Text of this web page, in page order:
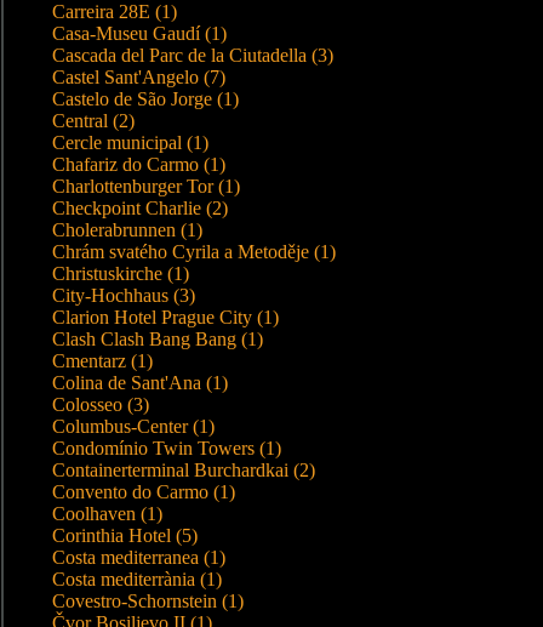
Carreira 28E (1)
Casa-Museu Gaudí (1)
Cascada del Parc de la Ciutadella (3)
Castel Sant'Angelo (7)
Castelo de São Jorge (1)
Central (2)
Cercle municipal (1)
Chafariz do Carmo (1)
Charlottenburger Tor (1)
Checkpoint Charlie (2)
Cholerabrunnen (1)
Chrám svatého Cyrila a Metoděje (1)
Christuskirche (1)
City-Hochhaus (3)
Clarion Hotel Prague City (1)
Clash Clash Bang Bang (1)
Cmentarz (1)
Colina de Sant'Ana (1)
Colosseo (3)
Columbus-Center (1)
Condomínio Twin Towers (1)
Containerterminal Burchardkai (2)
Convento do Carmo (1)
Coolhaven (1)
Corinthia Hotel (5)
Costa mediterranea (1)
Costa mediterrània (1)
Covestro-Schornstein (1)
Čvor Bosiljevo II (1)